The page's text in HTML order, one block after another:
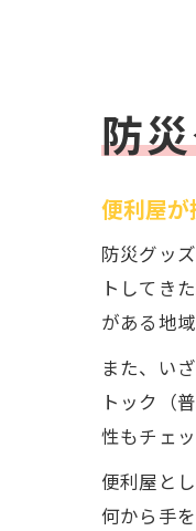
防
便利屋
防災グッ
トしてき
がある地
また、い
トック（
性もチェ
便利屋と
何から手